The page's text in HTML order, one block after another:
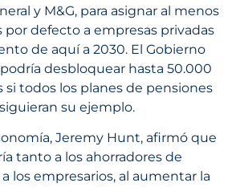
y M&G, para asignar al menos
por defecto a empresas privadas
de aquí a 2030. El Gobierno
desbloquear hasta 50.000
si todos los planes de pensiones
su ejemplo.
Jeremy Hunt, afirmó que
tanto a los ahorradores de
los empresarios, al aumentar la